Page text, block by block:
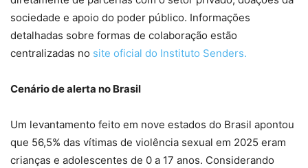
sociedade e apoio do poder público. Informações
detalhadas sobre formas de colaboração estão
centralizadas no site oficial do Instituto Senders.
Cenário de alerta no Brasil
Um levantamento feito em nove estados do Brasil apontou
que 56,5% das vítimas de violência sexual em 2025 eram
crianças e adolescentes de 0 a 17 anos. Considerando